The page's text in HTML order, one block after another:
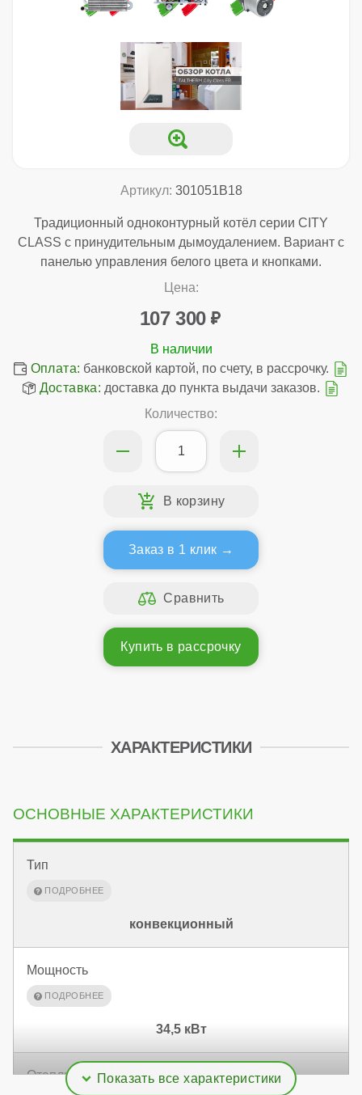
Артикул: 301051B18
Традиционный одноконтурный котёл серии CITY
CLASS с принудительным дымоудалением. Вариант с
панелью управления белого цвета и кнопками.
Цена:
107 300
Оплата: банковской картой, по счету, в рассрочку.
Доставка: доставка до пункта выдачи заказов.
Количество:
Заказ в 1 клик
Купить в рассрочку
ХАРАКТЕРИСТИКИ
ОСНОВНЫЕ ХАРАКТЕРИСТИКИ
Тип
конвекционный
Мощность
34,5 кВт
Отапливаемая площадь